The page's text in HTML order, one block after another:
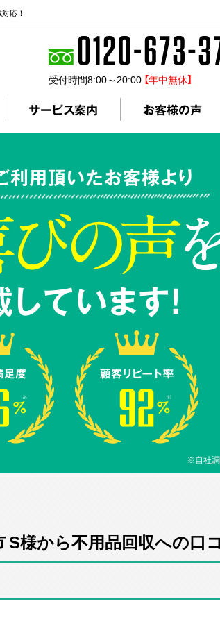
応！
受付時間8:00～20:00 【年中無休】
サービス案内 お客様の声
利用頂いたお客様より
しています!
※自社
S様から不用品回収への口